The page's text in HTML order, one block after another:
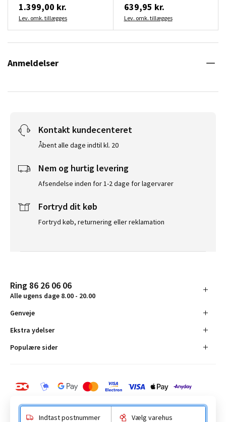
1.399,00 kr.
Lev. omk. tillægges
639,95 kr.
Lev. omk. tillægges
Anmeldelser
Kontakt kundecenteret
Åbent alle dage indtil kl. 20
Nem og hurtig levering
Afsendelse inden for 1-2 dage for lagervarer
Fortryd dit køb
Fortryd køb, returnering eller reklamation
Ring 86 26 06 06
Alle ugens dage 8.00 - 20.00
Genveje
Ekstra ydelser
Populære sider
Indtast postnummer Vælg varehus